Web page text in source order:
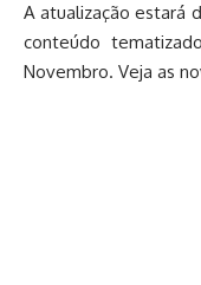
A atualização estará
conteúdo
Novembro. Veja as